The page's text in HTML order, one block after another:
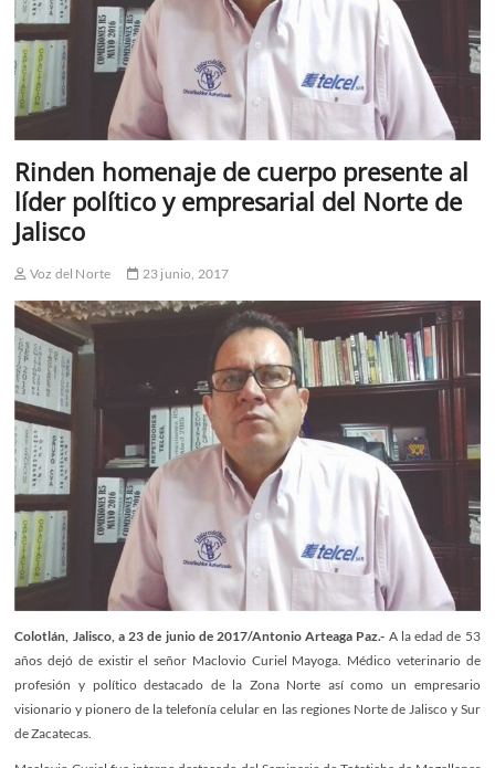
Rinden homenaje de cuerpo presente al
líder político y empresarial del Norte de
Jalisco
Voz del Norte 23 junio, 2017
Colotlán, Jalisco, a 23 de junio de 2017/Antonio Arteaga Paz.- A la edad de 53
años dejó de existir el señor Maclovio Curiel Mayoga. Médico veterinario de
profesión y político destacado de la Zona Norte así como un empresario
visionario y pionero de la telefonía celular en las regiones Norte de Jalisco y Sur
de Zacatecas.